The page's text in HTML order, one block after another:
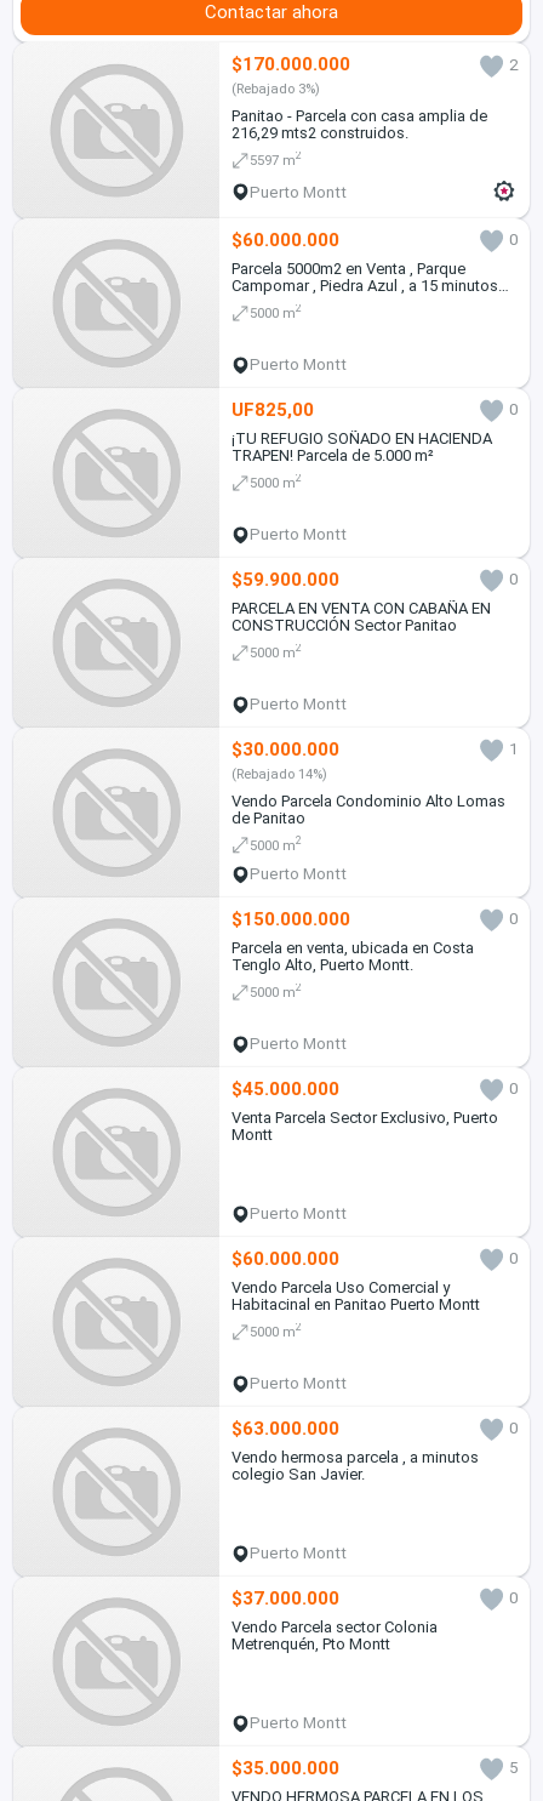
Contactar ahora
$170.000.000 2
(Rebajado 3%)
Panitao - Parcela con casa amplia de
216,29 mts2 construidos.
5597 m2
Puerto Montt
$60.000.000
0
Parcela 5000m2 en Venta , Parque
Campomar , Piedra Azul , a 15 minutos
de Puerto Montt.
5000 m2
Puerto Montt
UF825,00
0
¡TU REFUGIO SOÑADO EN HACIENDA
TRAPEN! Parcela de 5.000 m²
5000 m2
Puerto Montt
$59.900.000
0
PARCELA EN VENTA CON CABAÑA EN
CONSTRUCCIÓN Sector Panitao
5000 m2
Puerto Montt
$30.000.000 1
(Rebajado 14%)
Vendo Parcela Condominio Alto Lomas
de Panitao
5000 m2
Puerto Montt
$150.000.000
0
Parcela en venta, ubicada en Costa
Tenglo Alto, Puerto Montt.
5000 m2
Puerto Montt
$45.000.000
0
Venta Parcela Sector Exclusivo, Puerto
Montt
Puerto Montt
$60.000.000
0
Vendo Parcela Uso Comercial y
Habitacinal en Panitao Puerto Montt
5000 m2
Puerto Montt
$63.000.000
0
Vendo hermosa parcela , a minutos
colegio San Javier.
Puerto Montt
$37.000.000
0
Vendo Parcela sector Colonia
Metrenquén, Pto Montt
Puerto Montt
$35.000.000
5
VENDO HERMOSA PARCELA EN LOS